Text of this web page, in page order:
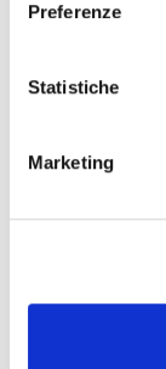
Preferenze
Statistiche
Marketing